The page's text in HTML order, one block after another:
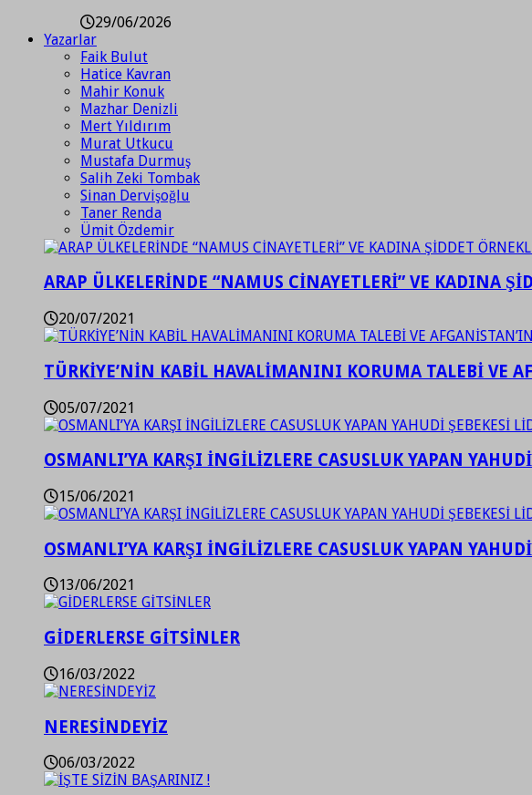
29/06/2026
Yazarlar
Faik Bulut
Hatice Kavran
Mahir Konuk
Mazhar Denizli
Mert Yıldırım
Murat Utkucu
Mustafa Durmuş
Salih Zeki Tombak
Sinan Dervişoğlu
Taner Renda
Ümit Özdemir
ARAP ÜLKELERİNDE “NAMUS CİNAYETLERİ” VE KADINA
20/07/2021
TÜRKİYE’NİN KABİL HAVALİMANINI KORUMA TALEBİ VE
05/07/2021
OSMANLI’YA KARŞI İNGİLİZLERE CASUSLUK YAPAN
15/06/2021
OSMANLI’YA KARŞI İNGİLİZLERE CASUSLUK YAPAN
13/06/2021
GİDERLERSE GİTSİNLER
16/03/2022
NERESİNDEYİZ
06/03/2022